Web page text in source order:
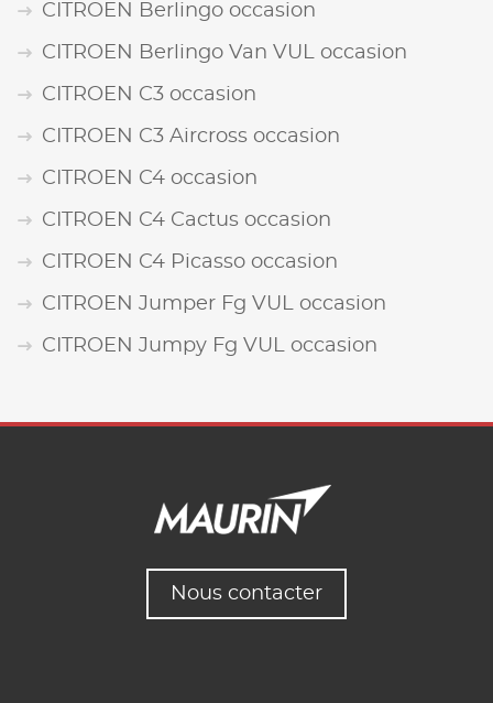
CITROEN Berlingo occasion
CITROEN Berlingo Van VUL occasion
CITROEN C3 occasion
CITROEN C3 Aircross occasion
CITROEN C4 occasion
CITROEN C4 Cactus occasion
CITROEN C4 Picasso occasion
CITROEN Jumper Fg VUL occasion
CITROEN Jumpy Fg VUL occasion
Nous contacter